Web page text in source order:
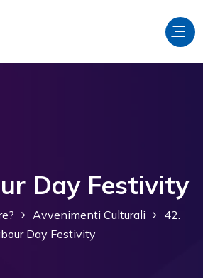
Day Festivity
Avvenimenti Culturali
42.
Day Festivity